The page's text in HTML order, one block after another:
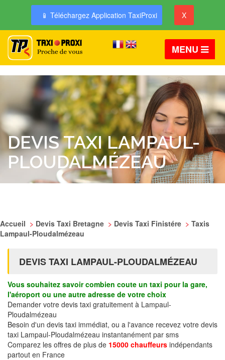
📱 Téléchargez Application TaxiProxi X
MENU
DEVIS TAXI LAMPAUL-
PLOUDALMÉZEAU
Accueil > Devis Taxi Bretagne > Devis Taxi Finistére > Taxis
Lampaul-Ploudalmézeau
DEVIS TAXI LAMPAUL-PLOUDALMÉZEAU
Vous souhaitez savoir combien coute un taxi pour la gare,
l'aéroport ou une autre adresse de votre choix
Demander votre devis taxi gratuitement à Lampaul-
Ploudalmézeau
Besoin d'un devis taxi immédiat, ou a l'avance recevez votre devis
taxi Lampaul-Ploudalmézeau instantanément par sms
Comparez les offres de plus de 15000 chauffeurs indépendants
partout en France